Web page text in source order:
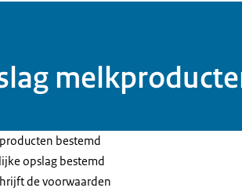
bestemd
opslag bestemd
de voorwaarden